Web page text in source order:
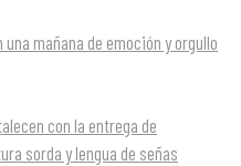
mañana de emoción y orgullo
con la entrega de
sorda y lengua de señas